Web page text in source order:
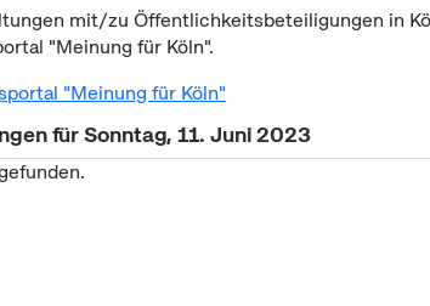
mit/zu Öffentlichkeitsbeteiligungen in
"Meinung für Köln".
"Meinung für Köln"
für Sonntag, 11. Juni 2023